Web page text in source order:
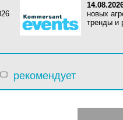
новых
тренды и
рекомендует